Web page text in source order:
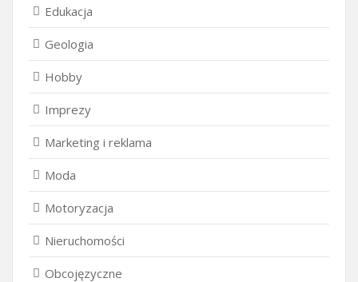
Edukacja
Geologia
Hobby
Imprezy
Marketing i reklama
Moda
Motoryzacja
Nieruchomości
Obcojęzyczne